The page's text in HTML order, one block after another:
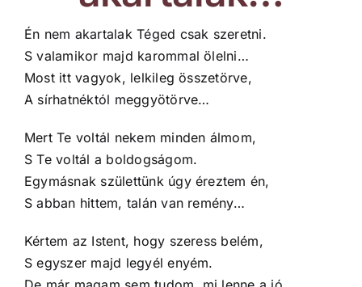
Én nem akartalak Téged csak szeretni.
S valamikor majd karommal ölelni…
Most itt vagyok, lelkileg összetörve,
A sírhatnéktól meggyötörve…
Mert Te voltál nekem minden álmom,
S Te voltál a boldogságom.
Egymásnak születtünk úgy éreztem én,
S abban hittem, talán van remény…
Kértem az Istent, hogy szeress belém,
S egyszer majd legyél enyém.